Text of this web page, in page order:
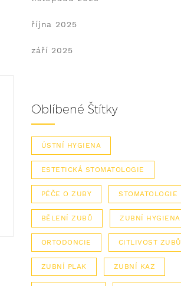
října 2025
září 2025
Oblíbené Štítky
ÚSTNÍ HYGIENA
ESTETICKÁ STOMATOLOGIE
PÉČE O ZUBY STOMATOLOGIE
BĚLENÍ ZUBŮ ZUBNÍ HYGIENA
ORTODONCIE CITLIVOST ZUBŮ
ZUBNÍ PLAK ZUBNÍ KAZ